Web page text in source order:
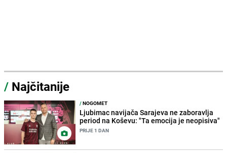
/ Najčitanije
/NOGOMET
Ljubimac navijača Sarajeva ne zaboravlja
period na Koševu: "Ta emocija je neopisiva"
PRIJE 1 DAN